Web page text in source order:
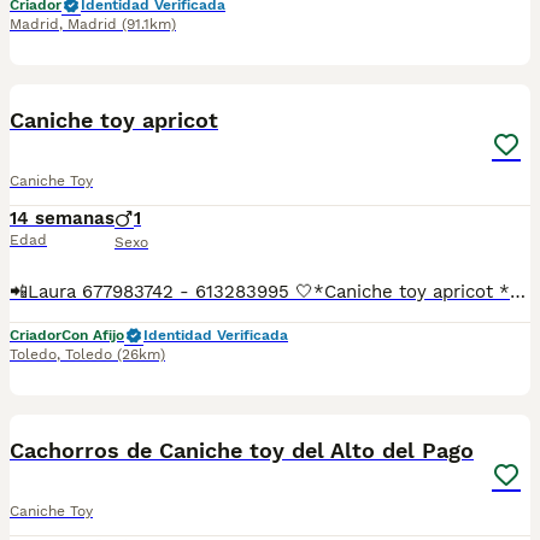
Criador
Identidad Verificada
Madrid , Madrid (91.1km)
Caniche toy apricot
Caniche Toy
14 semanas
Edad
1
Sexo
📲Laura 677983742 - 613283995 🤍*Caniche toy apricot *🤍 ¿Buscas un nuevo compañero para tu hogar? ❤️ Tenemos preciosos cachorros listos para encontrar una familia responsable. ✅ Vacunados ✅ Desparasitados ✅ Cartilla sanitaria ✅ Garantías incluidas ✅ Máxima atención y cuidado Se hacen envíos a toda España: Andalucía: Almería, Cádiz, Córdoba, Granada, Huelva, Jaén, Málaga, Sevilla.Aragón: Huesca, Teruel, Zaragoza.Asturias: Oviedo.Baleares: Palma.Canarias: Las Palmas de Gran Canaria, Santa Cruz de Tenerife.Cantabria: Santander.Castilla-La Mancha: Albacete, Ciudad Real, Cuenca, Guadalajara, Toledo.Castilla y León: Ávila, Burgos, León, Palencia, Salamanca, Segovia, Soria, Valladolid, Zamora.Cataluña: Barcelona, Gerona (Girona), Lérida (Lleida), Tarragona.Comunidad Valenciana: Alicante, Castellón de la Plana, Valencia.Extremadura: Badajoz, Cáceres.Galicia: La Coruña (A Coruña), Lugo, Orense (Ourense), Pontevedra.La Rioja: Logroño.Madrid: Madrid.Murcia: Murcia.Navarra: Pamplona.País Vasco: Bilbao (Vizcaya), San Sebastián (Guipúzcoa), Vitoria (Álava). 🐾 Cachorros sanos, sociables y criados con mucho cariño. 📲 ¡Pregunta sin compromiso por disponibilidad, fotos y precios por mensaje privado!
CriadorCon Afijo
Identidad Verificada
Toledo, Toledo (26km)
Cachorros de Caniche toy del Alto del Pago
Caniche Toy